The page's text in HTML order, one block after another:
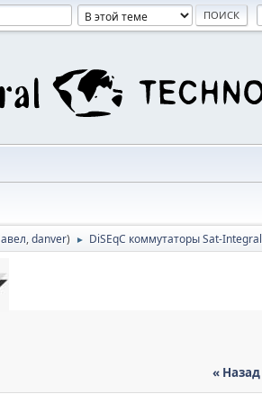
,danver) ► DiSEqC коммутаторы Sat-Integral
« Назад